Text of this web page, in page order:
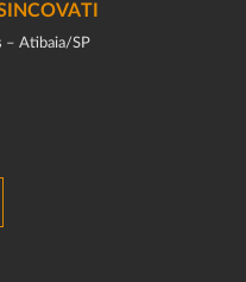
– Atibaia/SP